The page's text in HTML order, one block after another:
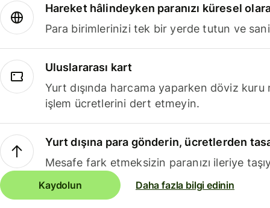
Hareket hâlindeyken paranızı küresel
Para birimlerinizi tek bir yerde tutun ve
Uluslararası kart
Yurt dışında harcama yaparken döviz kuru
işlem ücretlerini dert etmeyin.
Yurt dışına para gönderin, ücretlerden
Mesafe fark etmeksizin paranızı ileriye
Kaydolun Daha fazla bilgi edinin